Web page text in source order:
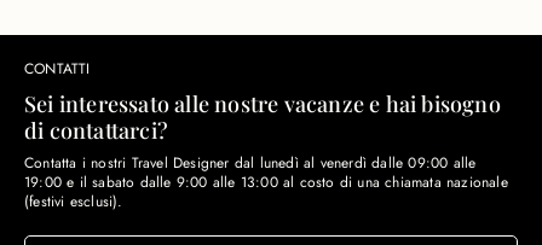
CONTATTI
Sei interessato alle nostre vacanze e hai bisogno
di contattarci?
Contatta i nostri Travel Designer dal lunedì al venerdì dalle 09:00 alle
19:00 e il sabato dalle 9:00 alle 13:00 al costo di una chiamata nazionale
(festivi esclusi).